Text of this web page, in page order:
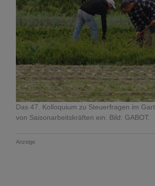
Das 47. Kolloquium zu Steuerfragen im
von Saisonarbeitskräften ein. Bild: GABOT.
Anzeige